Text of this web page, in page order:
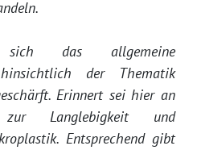
das allgemeine
hinsichtlich der Thematik
Erinnert sei hier an
Langlebigkeit und
Entsprechend gibt